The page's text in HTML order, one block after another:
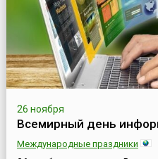
26 ноября
Всемирный день
Международные праздники